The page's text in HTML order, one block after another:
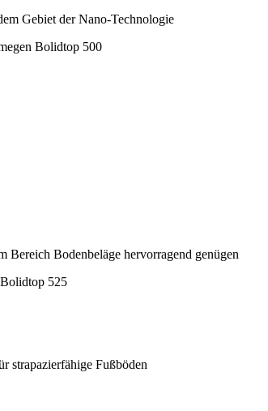
Gebiet der Nano-Technologie
Bodenbeläge hervorragend genügen
strapazierfähige Fußböden